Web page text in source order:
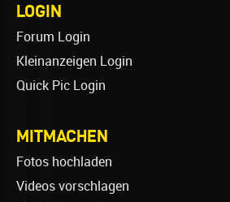
LOGIN
Forum Login
Kleinanzeigen Login
Quick Pic Login
MITMACHEN
Fotos hochladen
Videos vorschlagen